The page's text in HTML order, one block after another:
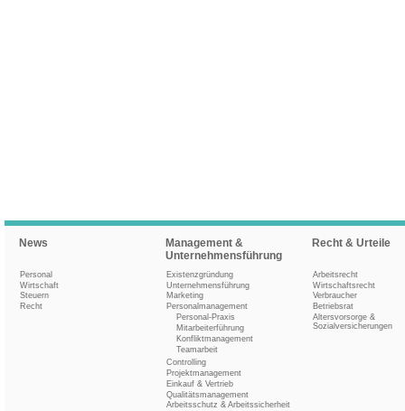
News
Personal
Wirtschaft
Steuern
Recht
Management &
Unternehmensführung
Existenzgründung
Unternehmensführung
Marketing
Personalmanagement
Personal-Praxis
Mitarbeiterführung
Konfliktmanagement
Teamarbeit
Controlling
Projektmanagement
Einkauf & Vertrieb
Qualitätsmanagement
Arbeitsschutz & Arbeitssicherheit
Recht & Urteile
Arbeitsrecht
Wirtschaftsrecht
Verbraucher
Betriebsrat
Altersvorsorge &
Sozialversicherungen